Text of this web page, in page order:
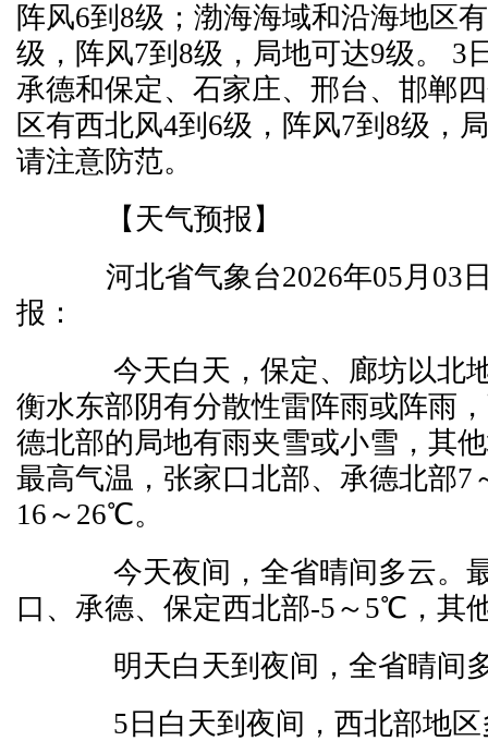
阵风6到8级；渤海海域和沿海地区
级，阵风7到8级，局地可达9级。 3
承德和保定、石家庄、邢台、邯郸
区有西北风4到6级，阵风7到8级，
请注意防范。
【天气预报】
河北省气象台2026年05月03
报：
今天白天，保定、廊坊以北
衡水东部阴有分散性雷阵雨或阵雨
德北部的局地有雨夹雪或小雪，其
最高气温，张家口北部、承德北部
16～26℃。
今天夜间，全省晴间多云。
口、承德、保定西北部-5～5℃，其
明天白天到夜间，全省晴间
5日白天到夜间，西北部地